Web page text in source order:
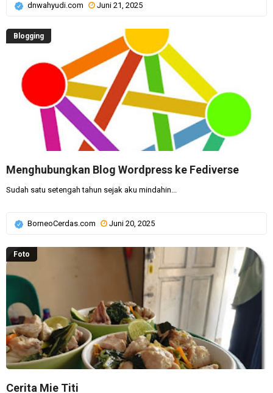
dnwahyudi.com Juni 21, 2025
Menghubungkan Blog Wordpress ke Fediverse
Blogging
Sudah satu setengah tahun sejak aku mindahin...
BorneoCerdas.com Juni 20, 2025
Cerita Mie Titi
Foto